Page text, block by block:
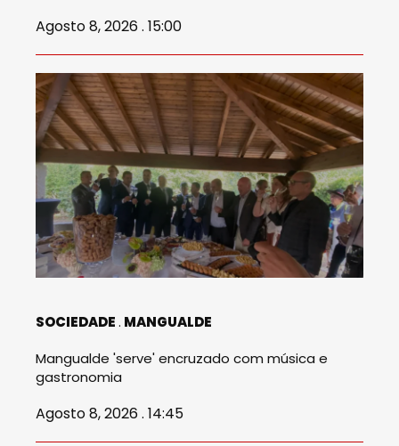
Agosto 8, 2026 . 15:00
SOCIEDADE MANGUALDE
Mangualde 'serve' encruzado com música e
gastronomia
Agosto 8, 2026 . 14:45